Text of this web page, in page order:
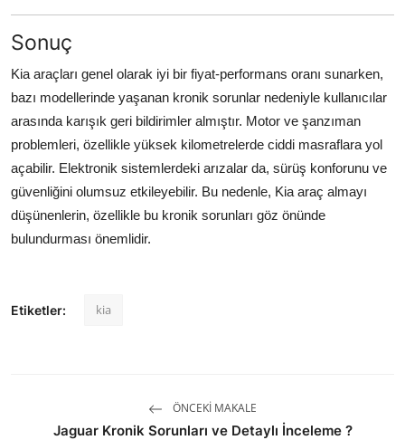
Sonuç
Kia araçları genel olarak iyi bir fiyat-performans oranı sunarken,
bazı modellerinde yaşanan kronik sorunlar nedeniyle kullanıcılar
arasında karışık geri bildirimler almıştır. Motor ve şanzıman
problemleri, özellikle yüksek kilometrelerde ciddi masraflara yol
açabilir. Elektronik sistemlerdeki arızalar da, sürüş konforunu ve
güvenliğini olumsuz etkileyebilir. Bu nedenle, Kia araç almayı
düşünenlerin, özellikle bu kronik sorunları göz önünde
bulundurması önemlidir.
Etiketler: kia
ÖNCEKI MAKALE
Jaguar Kronik Sorunları ve Detaylı İnceleme ?